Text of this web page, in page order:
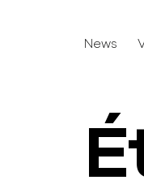
News